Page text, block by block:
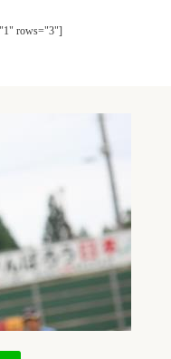
rows="3"]